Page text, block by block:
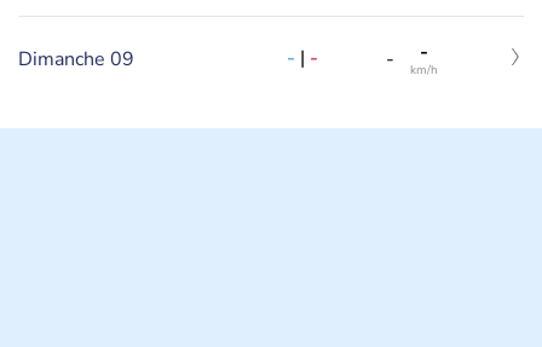
Dimanche 09 - | - - -
km/h